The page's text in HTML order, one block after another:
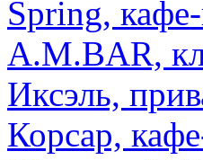
Spring,
А.М.BAR,
Иксэль,
Корсар,